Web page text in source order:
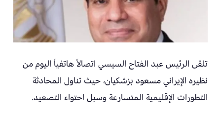
تلقى الرئيس عبد الفتاح السيسي اتصالاً هاتفياً اليوم من
نظيره الإيراني مسعود بزشكيان، حيث تناول المحادثة
التطورات الإقليمية المتسارعة وسبل احتواء التصعيد.